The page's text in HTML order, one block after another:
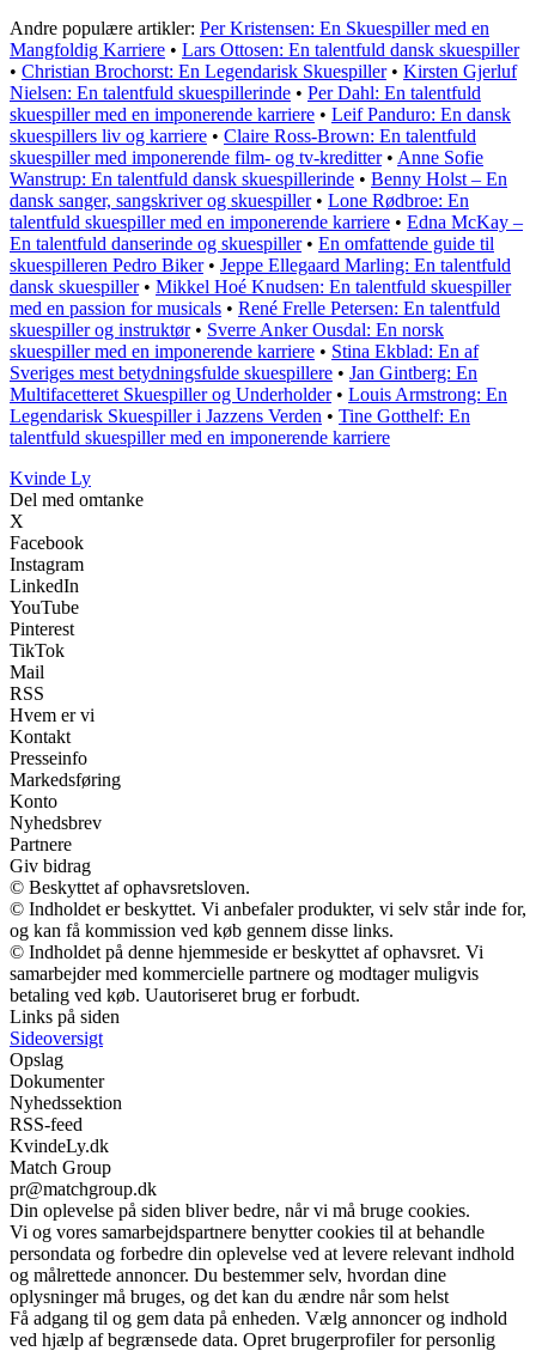
Andre populære artikler: Per Kristensen: En Skuespiller med en
Mangfoldig Karriere • Lars Ottosen: En talentfuld dansk skuespiller
• Christian Brochorst: En Legendarisk Skuespiller• Kirsten Gjerluf
Nielsen: En talentfuld skuespillerinde • Per Dahl: En talentfuld
skuespiller med en imponerende karriere • Leif Panduro: En dansk
skuespillers liv og karriere • Claire Ross-Brown: En talentfuld
skuespiller med imponerende film- og tv-kreditter• Anne Sofie
Wanstrup: En talentfuld dansk skuespillerinde • Benny Holst – En
dansk sanger, sangskriver og skuespiller• Lone Rødbroe: En
talentfuld skuespiller med en imponerende karriere • Edna McKay –
En talentfuld danserinde og skuespiller• En omfattende guide til
skuespilleren Pedro Biker• Jeppe Ellegaard Marling: En talentfuld
dansk skuespiller• Mikkel Hoé Knudsen: En talentfuld skuespiller
med en passion for musicals • René Frelle Petersen: En talentfuld
skuespiller og instruktør• Sverre Anker Ousdal: En norsk
skuespiller med en imponerende karriere • Stina Ekblad: En af
Sveriges mest betydningsfulde skuespillere • Jan Gintberg: En
Multifacetteret Skuespiller og Underholder• Louis Armstrong: En
Legendarisk Skuespiller i Jazzens Verden • Tine Gotthelf: En
talentfuld skuespiller med en imponerende karriere
Kvinde Ly
Del med omtanke
X
Facebook
Instagram
LinkedIn
YouTube
Pinterest
TikTok
Mail
RSS
Hvem er vi
Kontakt
Presseinfo
Markedsføring
Konto
Nyhedsbrev
Partnere
Giv bidrag
© Beskyttet af ophavsretsloven.
© Indholdet er beskyttet. Vi anbefaler produkter, vi selv står inde for,
og kan få kommission ved køb gennem disse links.
© Indholdet på denne hjemmeside er beskyttet af ophavsret. Vi
samarbejder med kommercielle partnere og modtager muligvis
betaling ved køb. Uautoriseret brug er forbudt.
Links på siden
Sideoversigt
Opslag
Dokumenter
Nyhedssektion
RSS-feed
KvindeLy.dk
Match Group
pr@matchgroup.dk
Din oplevelse på siden bliver bedre, når vi må bruge cookies.
Vi og vores samarbejdspartnere benytter cookies til at behandle
persondata og forbedre din oplevelse ved at levere relevant indhold
og målrettede annoncer. Du bestemmer selv, hvordan dine
oplysninger må bruges, og det kan du ændre når som helst
Få adgang til og gem data på enheden. Vælg annoncer og indhold
ved hjælp af begrænsede data. Opret brugerprofiler for personlig